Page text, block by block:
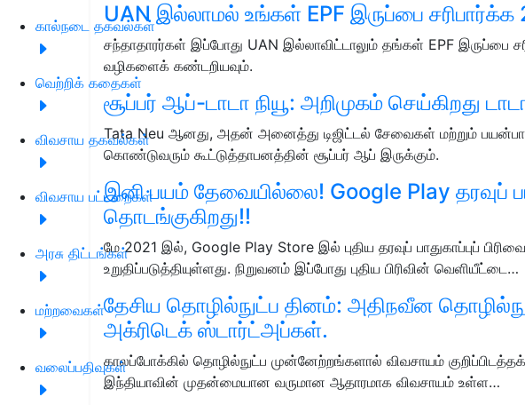
கால்நடை தகவல்கள்
வெற்றிக் கதைகள்
விவசாய தகவல்கள்
விவசாய பட்டறைகள்
அரசு திட்டங்கள்
மற்றவைகள்
வலைப்பதிவுகள்
UAN இல்லாமல் உங்கள் EPF இருப்பை சரிபார்க்க
சந்தாதாரர்கள் இப்போது UAN இல்லாவிட்டாலும் தங்கள் EPF இருப்பை
வழிகளைக் கண்டறியவும்.
சூப்பர் ஆப்-டாடா நியூ: அறிமுகம் செய்கிறது
Tata Neu ஆனது, அதன் அனைத்து டிஜிட்டல் சேவைகள் மற்றும்
கொண்டுவரும் கூட்டுத்தாபனத்தின் சூப்பர் ஆப் இருக்கும்.
இனி பயம் தேவையில்லை! Google Play தரவுப்
தொடங்குகிறது!!
மே 2021 இல், Google Play Store இல் புதிய தரவுப் பாதுகாப்புப்
உறுதிப்படுத்தியுள்ளது. நிறுவனம் இப்போது புதிய பிரிவின் வெளியீட்டை…
தேசிய தொழில்நுட்ப தினம்: அதிநவீன
அக்ரிடெக் ஸ்டார்ட்அப்கள்.
காலப்போக்கில் தொழில்நுட்ப முன்னேற்றங்களால் விவசாயம்
இந்தியாவின் முதன்மையான வருமான ஆதாரமாக விவசாயம் உள்ள…